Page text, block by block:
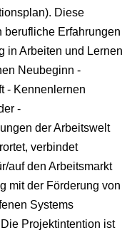
Diese
berufliche Erfahrungen
in Arbeiten und Lernen
Neubeginn -
- Kennenlernen
-
der Arbeitswelt
verbindet
auf den Arbeitsmarkt
mit der Förderung von
Systems
Projektintention ist